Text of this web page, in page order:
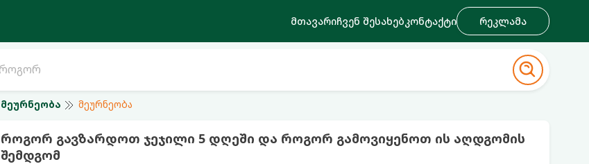
მთავარიჩვენ შესახებკონტაქტი რეკლამა
მეურნეობა მეურნეობა
როგორ გავზარდოთ ჯეჯილი 5 დღეში და როგორ გამოვიყენოთ ის აღდგომის
შემდგომ